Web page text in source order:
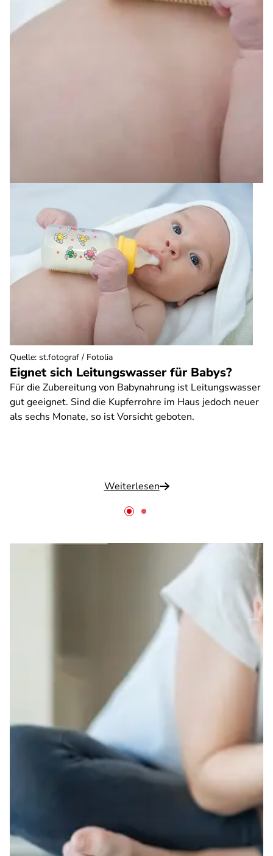
Eignet sich Leitungswasser für Babys?
Für die Zubereitung von Babynahrung ist Leitungswasser
gut geeignet. Sind die Kupferrohre im Haus jedoch neuer
als sechs Monate, so ist Vorsicht geboten.
Weiterlesen
Quelle: st.fotograf / Fotolia